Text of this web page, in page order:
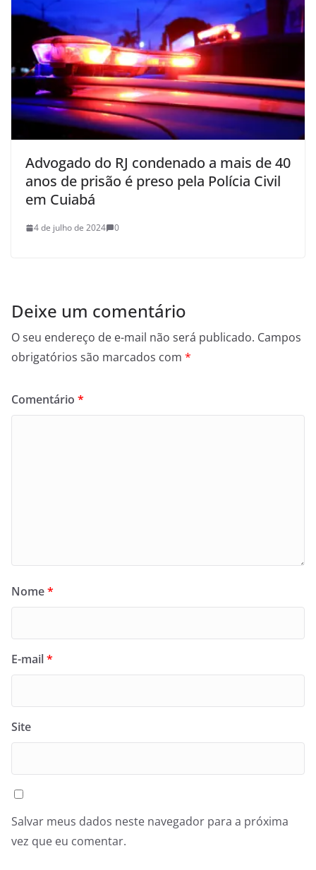
Advogado do RJ condenado a mais de 40
anos de prisão é preso pela Polícia Civil
em Cuiabá
4 de julho de 2024 0
Deixe um comentário
O seu endereço de e-mail não será publicado. Campos
obrigatórios são marcados com *
Comentário *
Nome*
E-mail*
Site
Salvar meus dados neste navegador para a próxima
vez que eu comentar.